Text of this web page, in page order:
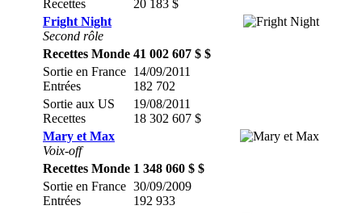
Recettes
20 183 $
Fright Night
Second rôle
Recettes Monde 41 002 607 $ $
Sortie en France
Entrées
14/09/2011
182 702
Sortie aux US
Recettes
19/08/2011
18 302 607 $
Mary et Max
Voix-off
Recettes Monde 1 348 060 $ $
Sortie en France
Entrées
30/09/2009
192 933